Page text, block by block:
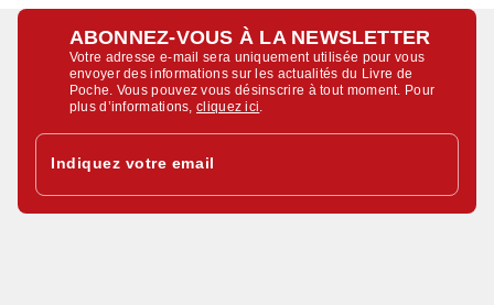
ABONNEZ-VOUS À LA NEWSLETTER
Votre adresse e-mail sera uniquement utilisée pour vous
envoyer des informations sur les actualités du Livre de
Poche. Vous pouvez vous désinscrire à tout moment. Pour
plus d’informations,cliquez ici
Indiquez votre email